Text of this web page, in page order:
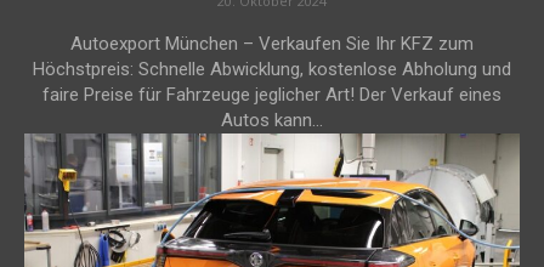
Autoexport München – Verkaufen Sie Ihr KFZ zum
Höchstpreis: Schnelle Abwicklung, kostenlose Abholung und
faire Preise für Fahrzeuge jeglicher Art! Der Verkauf eines
Autos kann...